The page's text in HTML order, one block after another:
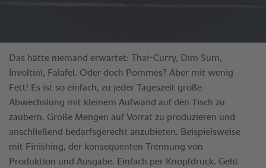
Das hätte niemand erwartet: Thai-Curry, Dim Sum,
Involtini, Falafel. Oder doch Pommes? Aber mit wenig
Fett! Es ist so einfach, zu jeder Tageszeit große
Abwechslung mit kleinem Aufwand auf den Tisch zu
zaubern. Große Mengen auf Vorrat zu produzieren und
anschließend bedarfsgerecht anzubieten. Beispielsweise
mit Finishing, der konsequenten Trennung von
Produktion und Ausgabe. Einfach per Knopfdruck. Geht